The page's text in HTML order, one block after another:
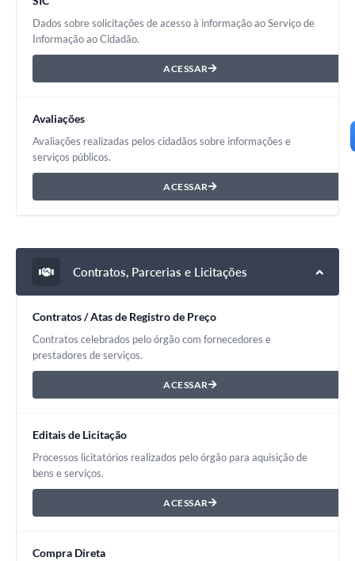
Dados sobre solicitações de acesso à informação ao Serviço de
Informação ao Cidadão.
ACESSAR
Avaliações
Avaliações realizadas pelos cidadãos sobre informações e
serviços públicos.
ACESSAR
Contratos, Parcerias e Licitações
Contratos / Atas de Registro de Preço
Contratos celebrados pelo órgão com fornecedores e
prestadores de serviços.
ACESSAR
Editais de Licitação
Processos licitatórios realizados pelo órgão para aquisição de
bens e serviços.
ACESSAR
Compra Direta